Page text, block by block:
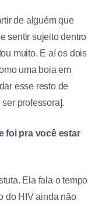
de alguém que
sentir sujeito dentro
muito. E aí os dois
uma boia em
esse resto de
professora].
foi pra você estar
Ela fala o tempo
do HIV ainda não